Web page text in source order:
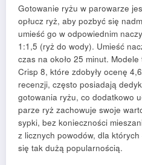
Gotowanie ryżu w parowarze
opłucz ryż, aby pozbyć się
umieść go w odpowiednim
1:1,5 (ryż do wody). Umieść
czas na około 25 minut.
Crisp 8, które zdobyły ocenę
recenzji, często posiadają
gotowania ryżu, co dodatkowo
parze ryż zachowuje swoje
sypki, bez konieczności
z licznych powodów, dla
się tak dużą popularnością.